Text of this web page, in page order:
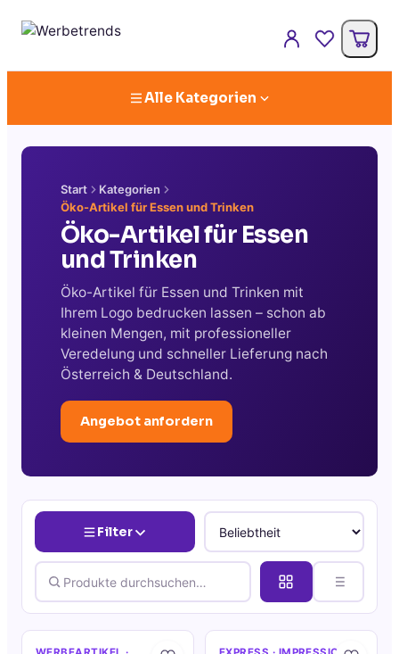
Alle Kategorien
Start
Kategorien
Öko-Artikel für Essen und Trinken
Öko-Artikel für Essen
und Trinken
Öko-Artikel für Essen und Trinken mit
Ihrem Logo bedrucken lassen – schon ab
kleinen Mengen, mit professioneller
Veredelung und schneller Lieferung nach
Österreich & Deutschland.
Angebot anfordern
Filter